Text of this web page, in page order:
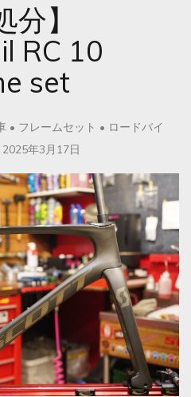
分】
RC 10
set
• フレームセット • ロードバイ
2025年3月17日